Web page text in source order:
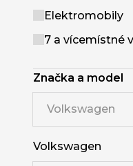
Elektromobily
7 a vícemístné
Značka a model
Volkswagen
Volkswagen